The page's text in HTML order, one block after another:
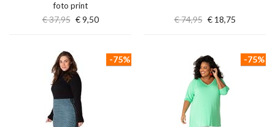
foto print
€ 37,95 € 9,50 € 74,95 € 18,75
-75% -75%